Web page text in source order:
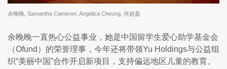
余晚晚, Samantha Cameron, Angelica Cheung, 何超盈
余晚晚一直热心公益事业，她是中国留学生爱心助学基金会
（Ofund）的荣誉理事，今年还将带领Yu Holdings与公益组
织“美丽中国”合作开启新项目，支持偏远地区儿童的教育。